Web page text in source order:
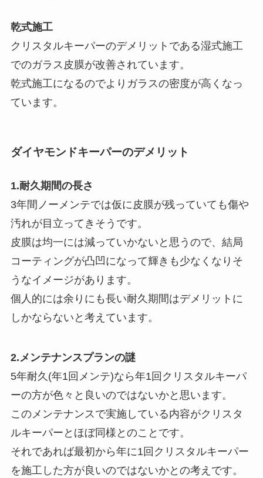
乾式施工
クリスタルキーパーのデメリットである湿式施工
でのガラス皮膜が改善されています。
乾式施工になるのでよりガラスの密度が高くなっ
ています。
ダイヤモンドキーパーのデメリット
1.耐久期間の長さ
3年間ノーメンテでは仮に皮膜が残っていても傷や
汚れが目立ってきそうです。
皮膜は均一には減っていかないと思うので、結局
コーティングが凸凹になって輝きも少なくなりそ
うなイメージがあります。
個人的には余りにも長い耐久期間はデメリットに
しかならないと考えています。
2.メンテナンスプランの謎
5年耐久(年1回メンテ)なら年1回クリスタルキーパ
ーの方が色々と良いのではないかと思います。
このメンテナンスで実施している内容がクリスタ
ルキーパーとほぼ同様とのことです。
それであれば最初から年に1回クリスタルキーパー
を施工した方が良いのではないかとの考えです。